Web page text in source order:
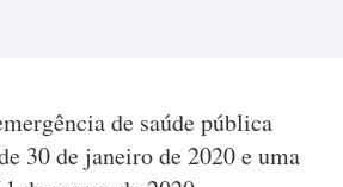
de saúde pública
30 de janeiro de 2020 e uma